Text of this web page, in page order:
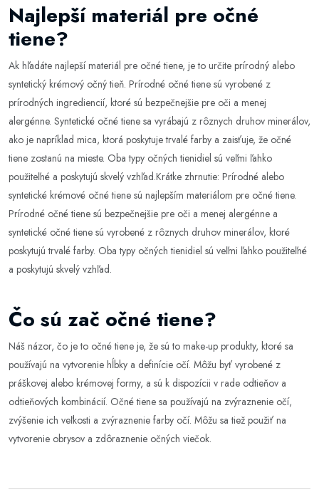
Najlepší materiál pre očné
tiene?
Ak hľadáte najlepší materiál pre očné tiene, je to určite prírodný alebo
syntetický krémový očný tieň. Prírodné očné tiene sú vyrobené z
prírodných ingrediencií, ktoré sú bezpečnejšie pre oči a menej
alergénne. Syntetické očné tiene sa vyrábajú z rôznych druhov minerálov,
ako je napríklad mica, ktorá poskytuje trvalé farby a zaisťuje, že očné
tiene zostanú na mieste. Oba typy očných tienidiel sú veľmi ľahko
použiteľné a poskytujú skvelý vzhľad.Krátke zhrnutie: Prírodné alebo
syntetické krémové očné tiene sú najlepším materiálom pre očné tiene.
Prírodné očné tiene sú bezpečnejšie pre oči a menej alergénne a
syntetické očné tiene sú vyrobené z rôznych druhov minerálov, ktoré
poskytujú trvalé farby. Oba typy očných tienidiel sú veľmi ľahko použiteľné
a poskytujú skvelý vzhľad.
Čo sú zač očné tiene?
Náš názor, čo je to očné tiene je, že sú to make-up produkty, ktoré sa
používajú na vytvorenie hĺbky a definície očí. Môžu byť vyrobené z
práškovej alebo krémovej formy, a sú k dispozícii v rade odtieňov a
odtieňových kombinácií. Očné tiene sa používajú na zvýraznenie očí,
zvýšenie ich veľkosti a zvýraznenie farby očí. Môžu sa tiež použiť na
vytvorenie obrysov a zdôraznenie očných viečok.